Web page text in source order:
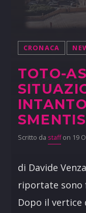
CRONACA
TOTO-
Scritto da staffon 19
di Davide
riportate sono
Dopo il vertice